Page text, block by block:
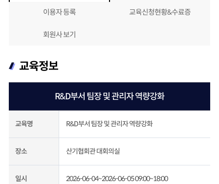
이용자 등록 교육신청현황&수료증
회원사 보기
교육정보
R&D부서 팀장 및 관리자 역량강화
교육명 R&D부서 팀장 및 관리자 역량강화
장소 산기협회관 대회의실
일시 2026-06-04~2026-06-05 09:00~18:00